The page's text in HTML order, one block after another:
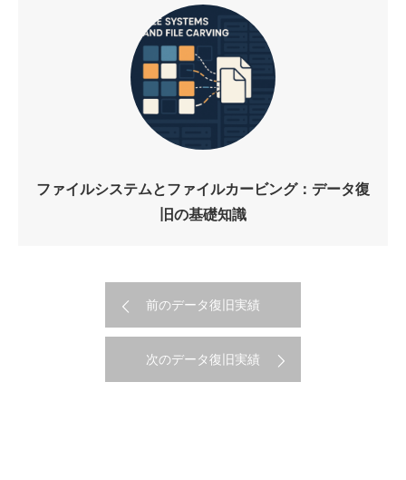
ファイルシステムとファイルカービング：データ復
旧の基礎知識
前のデータ復旧実績
次のデータ復旧実績